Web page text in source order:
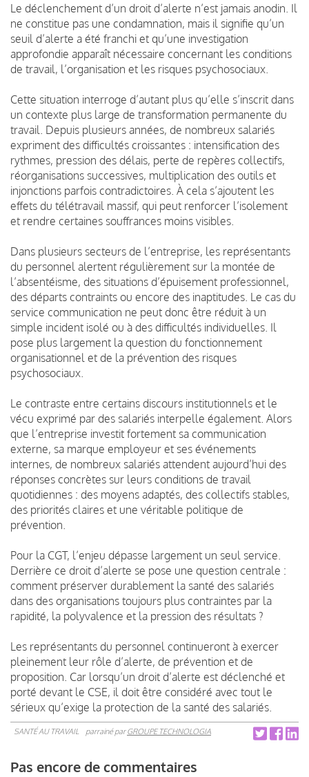
Le déclenchement d’un droit d’alerte n’est jamais anodin. Il
ne constitue pas une condamnation, mais il signifie qu’un
seuil d’alerte a été franchi et qu’une investigation
approfondie apparaît nécessaire concernant les conditions
de travail, l’organisation et les risques psychosociaux.
Cette situation interroge d’autant plus qu’elle s’inscrit dans
un contexte plus large de transformation permanente du
travail. Depuis plusieurs années, de nombreux salariés
expriment des difficultés croissantes : intensification des
rythmes, pression des délais, perte de repères collectifs,
réorganisations successives, multiplication des outils et
injonctions parfois contradictoires. À cela s’ajoutent les
effets du télétravail massif, qui peut renforcer l’isolement
et rendre certaines souffrances moins visibles.
Dans plusieurs secteurs de l’entreprise, les représentants
du personnel alertent régulièrement sur la montée de
l’absentéisme, des situations d’épuisement professionnel,
des départs contraints ou encore des inaptitudes. Le cas du
service communication ne peut donc être réduit à un
simple incident isolé ou à des difficultés individuelles. Il
pose plus largement la question du fonctionnement
organisationnel et de la prévention des risques
psychosociaux.
Le contraste entre certains discours institutionnels et le
vécu exprimé par des salariés interpelle également. Alors
que l’entreprise investit fortement sa communication
externe, sa marque employeur et ses événements
internes, de nombreux salariés attendent aujourd’hui des
réponses concrètes sur leurs conditions de travail
quotidiennes : des moyens adaptés, des collectifs stables,
des priorités claires et une véritable politique de
prévention.
Pour la CGT, l’enjeu dépasse largement un seul service.
Derrière ce droit d’alerte se pose une question centrale :
comment préserver durablement la santé des salariés
dans des organisations toujours plus contraintes par la
rapidité, la polyvalence et la pression des résultats ?
Les représentants du personnel continueront à exercer
pleinement leur rôle d’alerte, de prévention et de
proposition. Car lorsqu’un droit d’alerte est déclenché et
porté devant le CSE, il doit être considéré avec tout le
sérieux qu’exige la protection de la santé des salariés.
SANTÉ AU TRAVAIL parrainé parGROUPE TECHNOLOGIA
Pas encore de commentaires